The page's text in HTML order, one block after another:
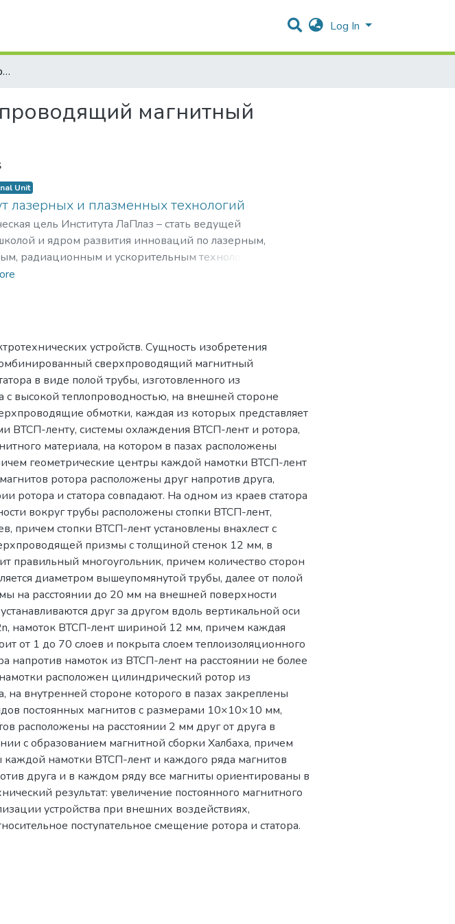
Log In
Комбинированный сверхпроводящий магнитный подшипник
магнитный
Unit
лазерных и плазменных технологий
цель Института ЛаПлаз – стать ведущей
и ядром развития инноваций по лазерным,
радиационным и ускорительным технологиям,
образовательными программами,
устройств. Сущность изобретения
сверхпроводящий магнитный
в виде полой трубы, изготовленного из
с высокой теплопроводностью, на внешней стороне
обмотки, каждая из которых представляет
ВТСП-ленту, системы охлаждения ВТСП-лент и ротора,
материала, на котором в пазах расположены
геометрические центры каждой намотки ВТСП-лент
ротора расположены друг напротив друга,
ротора и статора совпадают. На одном из краев статора
вокруг трубы расположены стопки ВТСП-лент,
причем стопки ВТСП-лент установлены внахлест с
призмы с толщиной стенок 12 мм, в
правильный многоугольник, причем количество сторон
диаметром вышеупомянутой трубы, далее от полой
на расстоянии до 20 мм на внешней поверхности
друг за другом вдоль вертикальной оси
намоток ВТСП-лент шириной 12 мм, причем каждая
от 1 до 70 слоев и покрыта слоем теплоизоляционного
напротив намоток из ВТСП-лент на расстоянии не более
расположен цилиндрический ротор из
на внутренней стороне которого в пазах закреплены
постоянных магнитов с размерами 10×10×10 мм,
расположены на расстоянии 2 мм друг от друга в
с образованием магнитной сборки Халбаха, причем
каждой намотки ВТСП-лент и каждого ряда магнитов
друга и в каждом ряду все магниты ориентированы в
результат: увеличение постоянного магнитного
устройства при внешних воздействиях,
поступательное смещение ротора и статора.